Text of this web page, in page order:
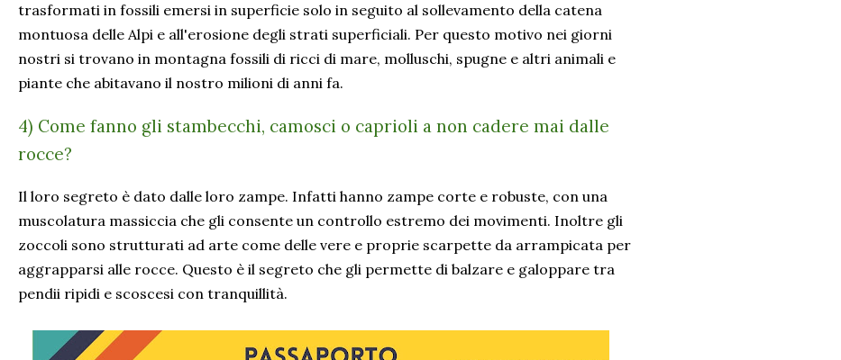
trasformati in fossili emersi in superficie solo in seguito al sollevamento della catena
montuosa delle Alpi e all'erosione degli strati superficiali. Per questo motivo nei giorni
nostri si trovano in montagna fossili di ricci di mare, molluschi, spugne e altri animali e
piante che abitavano il nostro milioni di anni fa.
4) Come fanno gli stambecchi, camosci o caprioli a non cadere mai dalle
rocce?
Il loro segreto è dato dalle loro zampe. Infatti hanno zampe corte e robuste, con una
muscolatura massiccia che gli consente un controllo estremo dei movimenti. Inoltre gli
zoccoli sono strutturati ad arte come delle vere e proprie scarpette da arrampicata per
aggrapparsi alle rocce. Questo è il segreto che gli permette di balzare e galoppare tra
pendii ripidi e scoscesi con tranquillità.